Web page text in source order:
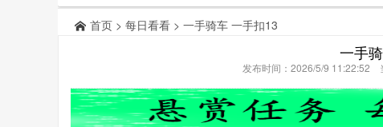
首页 > 每日看看 > 一手骑车 一手扣13
一手
发布时间：2026/5/9 11:22:52